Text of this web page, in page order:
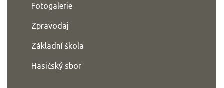
Fotogalerie
Zpravodaj
Základní škola
Hasičský sbor